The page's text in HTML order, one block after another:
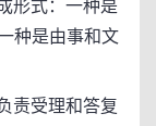
形式：一种是
种是由事和文
责受理和答复